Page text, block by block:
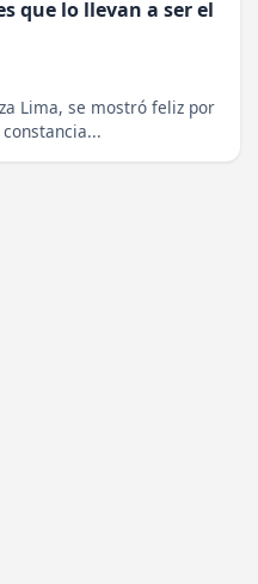
que lo llevan a ser el
Lima, se mostró feliz por